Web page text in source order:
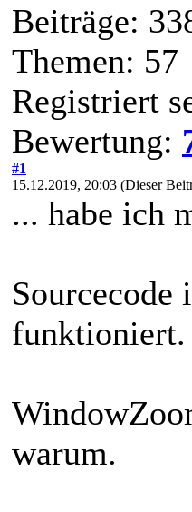
Beiträge:
Themen: 57
Registriert
Bewertung:
#1
15.12.2019, 20:03 (Dieser
... habe ich
funktioniert.
warum.